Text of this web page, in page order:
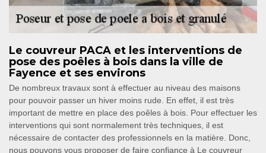
Le couvreur PACA et les interventions de
pose des poêles à bois dans la ville de
Fayence et ses environs
De nombreux travaux sont à effectuer au niveau des maisons
pour pouvoir passer un hiver moins rude. En effet, il est très
important de mettre en place des poêles à bois. Pour effectuer les
interventions qui sont normalement très techniques, il est
nécessaire de contacter des professionnels en la matière. Donc,
nous pouvons vous proposer de faire confiance à Le couvreur